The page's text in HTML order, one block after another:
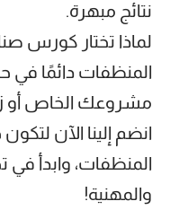
نتائج مبهرة.
لماذا تختار كورس
المنظفات دائمًا في
مشروعك الخاص أو
انضم إلينا الآن
المنظفات، وابدأ في
والمهنية!